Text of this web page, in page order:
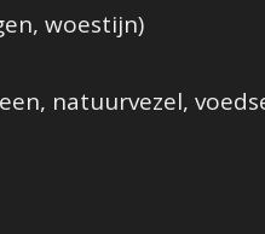
woestijn)
natuurvezel,